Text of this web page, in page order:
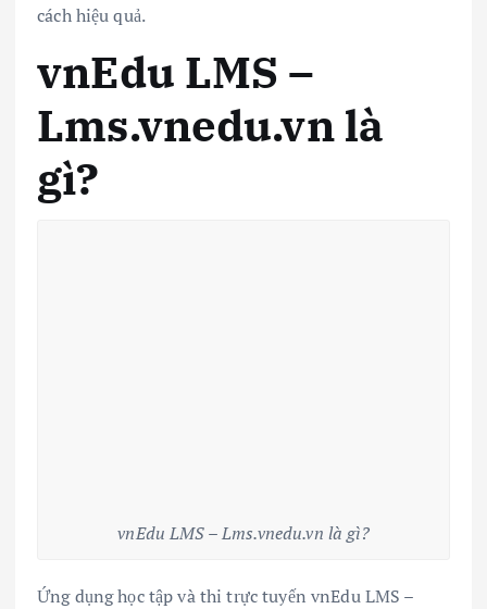
cách hiệu quả.
vnEdu LMS –
Lms.vnedu.vn là
gì?
vnEdu LMS – Lms.vnedu.vn là gì?
Ứng dụng học tập và thi trực tuyến vnEdu LMS –